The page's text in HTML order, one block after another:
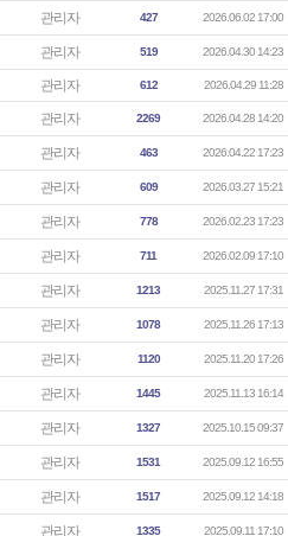
관리자 427 2026.06.02 17:00
관리자 519 2026.04.30 14:23
관리자 612 2026.04.29 11:28
관리자 2269 2026.04.28 14:20
관리자 463 2026.04.22 17:23
관리자 609 2026.03.27 15:21
관리자 778 2026.02.23 17:23
관리자 711 2026.02.09 17:10
관리자 1213 2025.11.27 17:31
관리자 1078 2025.11.26 17:13
관리자 1120 2025.11.20 17:26
관리자 1445 2025.11.13 16:14
관리자 1327 2025.10.15 09:37
관리자 1531 2025.09.12 16:55
관리자 1517 2025.09.12 14:18
관리자 1335 2025.09.11 17:10